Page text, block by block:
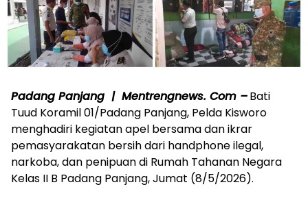
Padang Panjang | Mentrengnews. Com –Bati
Tuud Koramil 01/Padang Panjang, Pelda Kisworo
menghadiri kegiatan apel bersama dan ikrar
pemasyarakatan bersih dari handphone ilegal,
narkoba, dan penipuan di Rumah Tahanan Negara
Kelas II B Padang Panjang, Jumat (8/5/2026).